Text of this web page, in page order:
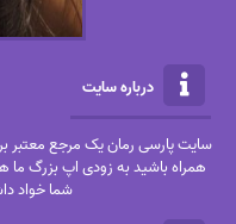
درباره سایت
سایت پارسی رمان یک مرجع معتبر
همراه باشید به زودی اپ بزرگ
شما خواد